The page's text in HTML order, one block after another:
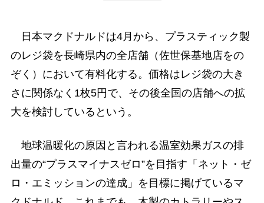
日本マクドナルドは4月から、プラスティック製
のレジ袋を長崎県内の全店舗（佐世保基地店をの
ぞく）において有料化する。価格はレジ袋の大き
さに関係なく1枚5円で、その後全国の店舗への拡
大を検討しているという。
地球温暖化の原因と言われる温室効果ガスの排
出量の“プラスマイナスゼロ”を目指す「ネット・ゼ
ロ・エミッションの達成」を目標に掲げているマ